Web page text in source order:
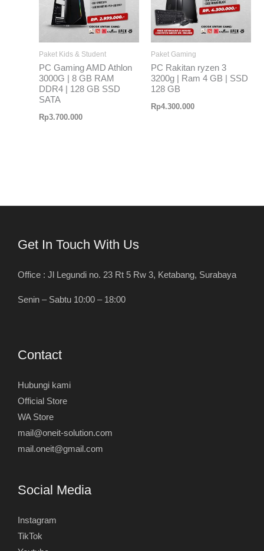
Paket Kids & Student
PC Gaming AMD Athlon
3000G | 8 GB RAM
DDR4 | 128 GB SSD
SATA
Rp3.700.000
Paket Gaming
PC Rakitan ryzen 3
3200g | Ram 4 GB | SSD
128 GB
Rp4.300.000
Get In Touch With Us
Office : Jl Legundi no. 23 Rt 5 Rw 3, Ketabang, Surabaya
Senin – Sabtu 10:00 – 18:00
Contact
Hubungi kami
Official Store
WA Store
mail@oneit-solution.com
mail.oneit@gmail.com
Social Media
Instagram
TikTok